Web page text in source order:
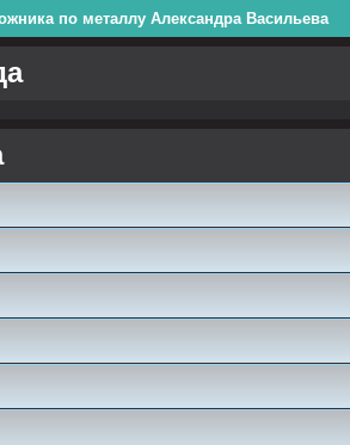
по металлу Александра Васильева